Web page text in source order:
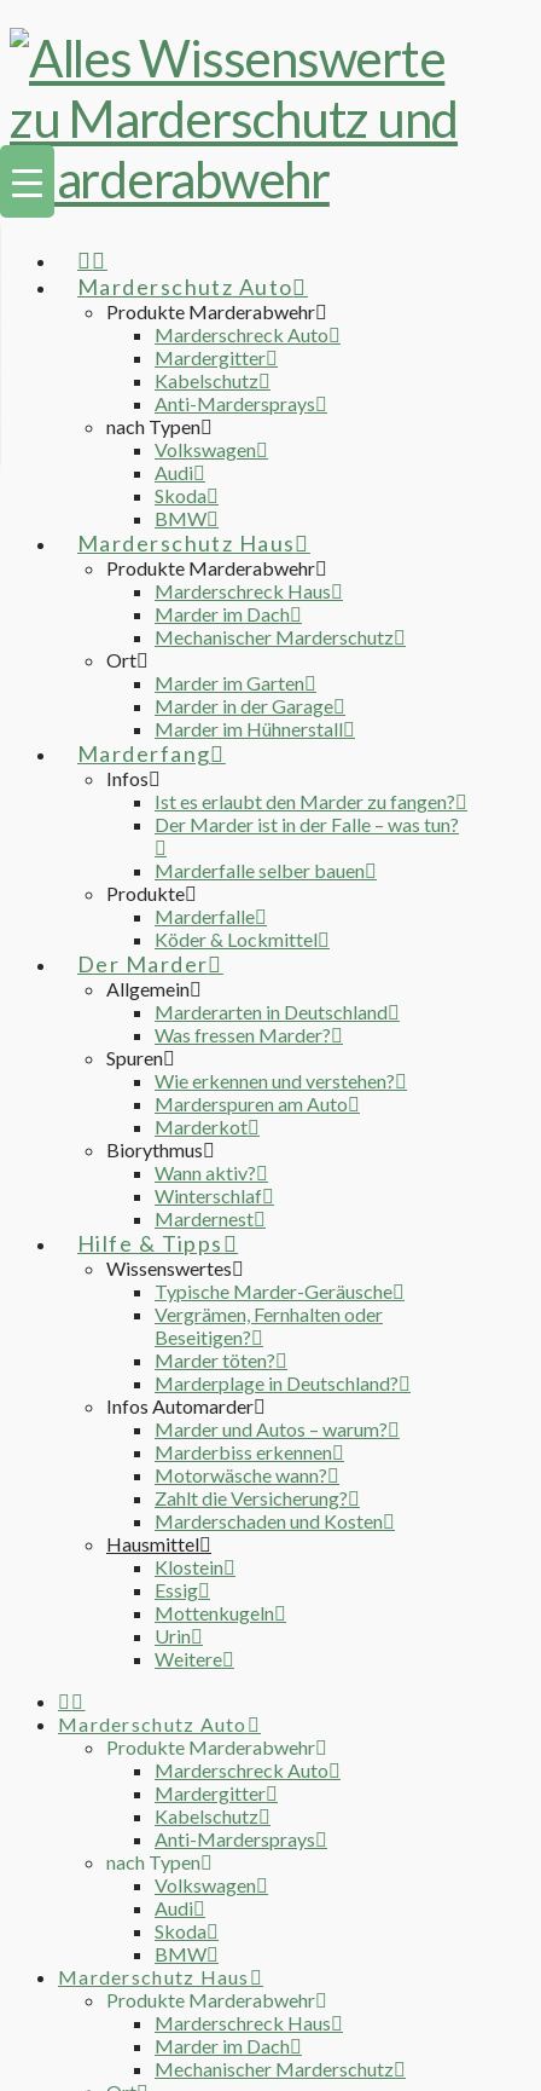
Marderschutz Auto
Produkte Marderabwehr
Marderschreck Auto
Mardergitter
Kabelschutz
Anti-Mardersprays
nach Typen
Volkswagen
Audi
Skoda
BMW
Marderschutz Haus
Produkte Marderabwehr
Marderschreck Haus
Marder im Dach
Mechanischer Marderschutz
Ort
Marder im Garten
Marder in der Garage
Marder im Hühnerstall
Marderfang
Infos
Ist es erlaubt den Marder zu fangen?
Der Marder ist in der Falle – was tun?
Marderfalle selber bauen
Produkte
Marderfalle
Köder & Lockmittel
Der Marder
Allgemein
Marderarten in Deutschland
Was fressen Marder?
Spuren
Wie erkennen und verstehen?
Marderspuren am Auto
Marderkot
Biorythmus
Wann aktiv?
Winterschlaf
Mardernest
Hilfe & Tipps
Wissenswertes
Typische Marder-Geräusche
Vergrämen, Fernhalten oder
Beseitigen?
Marder töten?
Marderplage in Deutschland?
Infos Automarder
Marder und Autos – warum?
Marderbiss erkennen
Motorwäsche wann?
Zahlt die Versicherung?
Marderschaden und Kosten
Hausmittel
Klostein
Essig
Mottenkugeln
Urin
Weitere
Marderschutz Auto
Produkte Marderabwehr
Marderschreck Auto
Mardergitter
Kabelschutz
Anti-Mardersprays
nach Typen
Volkswagen
Audi
Skoda
BMW
Marderschutz Haus
Produkte Marderabwehr
Marderschreck Haus
Marder im Dach
Mechanischer Marderschutz